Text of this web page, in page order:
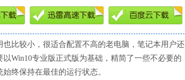
比较小，很适合配置不高的老电脑，笔记本用户还
Win10专业版正式版为基础，精简了一些不必要的
终保持在最佳的运行状态。